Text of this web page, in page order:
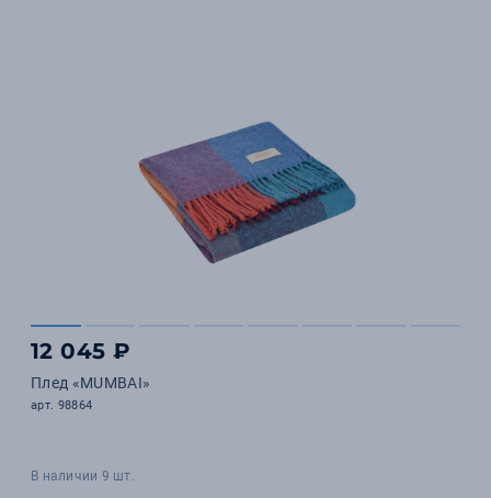
12 045 ₽
Плед «MUMBAI»
арт. 98864
В наличии 9 шт.